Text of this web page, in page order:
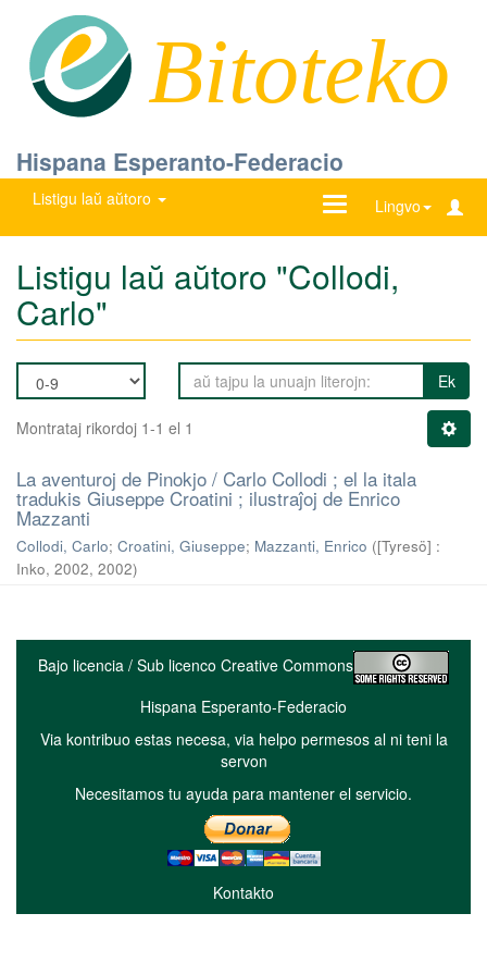
Bitoteko
Hispana Esperanto-Federacio
Listigu laŭ aŭtoro Lingvo
Ŝanĝu
Listigu laŭ aŭtoro "Collodi,
Carlo"
Ek
Montrataj rikordoj 1-1 el 1
La aventuroj de Pinokjo / Carlo Collodi ; el la itala
tradukis Giuseppe Croatini ; ilustraĵoj de Enrico
Mazzanti
Collodi, Carlo; Croatini, Giuseppe; Mazzanti, Enrico ([Tyresö] :
Inko, 2002, 2002)
Bajo licencia / Sub licenco Creative Commons
Hispana Esperanto-Federacio
Via kontribuo estas necesa, via helpo permesos al ni teni la
servon
Necesitamos tu ayuda para mantener el servicio.
Kontakto